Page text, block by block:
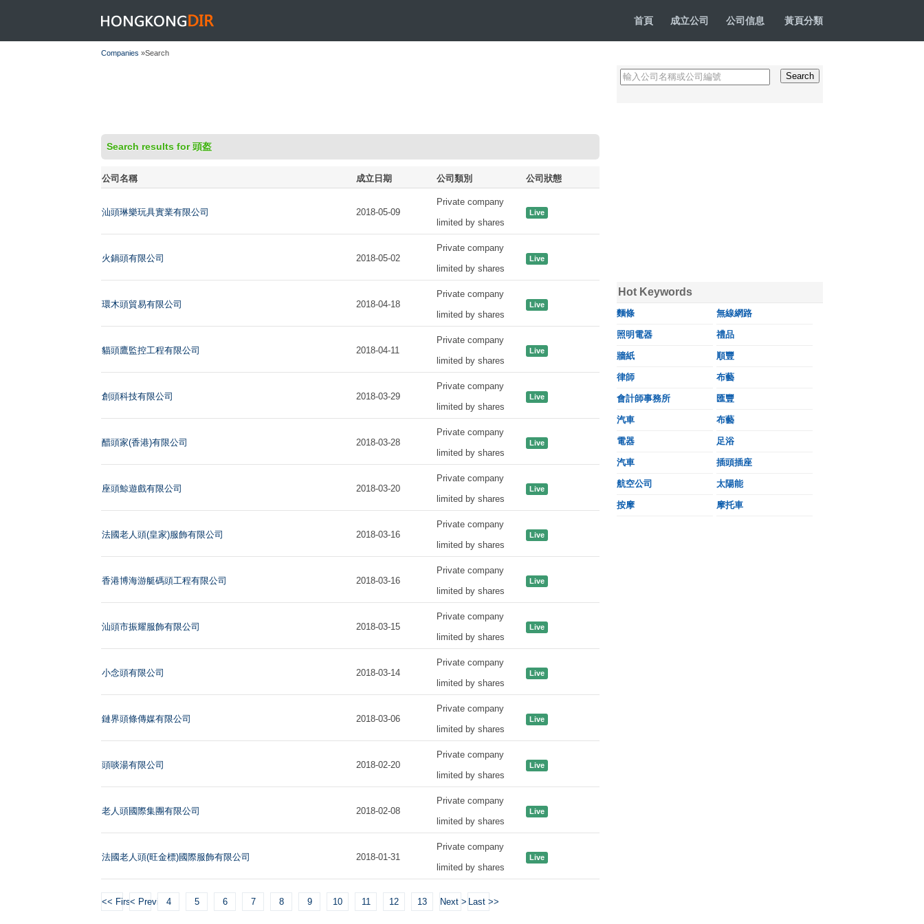
HONGKONGDIR 首頁 成立公司 公司信息 黃頁分類
Companies »Search
Search results for 頭盔
公司名稱 成立日期 公司類別 公司狀態
汕頭琳樂玩具實業有限公司 2018-05-09
Private company
limited by shares
Live
火鍋頭有限公司 2018-05-02
Private company
limited by shares
Live
環木頭貿易有限公司 2018-04-18
Private company
limited by shares
Live
貓頭鷹監控工程有限公司 2018-04-11
Private company
limited by shares
Live
創頭科技有限公司 2018-03-29
Private company
limited by shares
Live
醋頭家(香港)有限公司 2018-03-28
Private company
limited by shares
Live
座頭鯨遊戲有限公司 2018-03-20
Private company
limited by shares
Live
法國老人頭(皇家)服飾有限公司 2018-03-16
Private company
limited by shares
Live
香港博海游艇碼頭工程有限公司 2018-03-16
Private company
limited by shares
Live
汕頭市振耀服飾有限公司 2018-03-15
Private company
limited by shares
Live
小念頭有限公司 2018-03-14
Private company
limited by shares
Live
鏈界頭條傳媒有限公司 2018-03-06
Private company
limited by shares
Live
頭啖湯有限公司 2018-02-20
Private company
limited by shares
Live
老人頭國際集團有限公司 2018-02-08
Private company
limited by shares
Live
法國老人頭(旺金標)國際服飾有限公司 2018-01-31
Private company
limited by shares
Live
<< First< Previous
4 5 6 7 8 9 10 11 12 13 Next > Last >>
Hot Keywords
麵條 無線網路
照明電器 禮品
牆紙 順豐
律師 布藝
會計師事務所 匯豐
汽車 布藝
電器 足浴
汽車 插頭插座
航空公司 太陽能
按摩 摩托車